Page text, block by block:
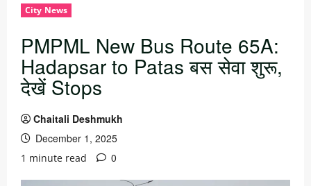
City News
PMPML New Bus Route 65A:
Hadapsar to Patas बस सेवा शुरू,
देखें Stops
Chaitali Deshmukh
December 1, 2025
1 minute read 0